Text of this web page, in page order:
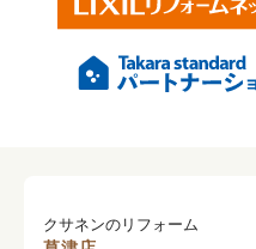
クサネンのリフォーム